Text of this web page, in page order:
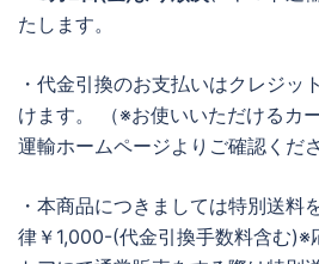
たします。
・代金引換のお支払いはクレジッ
けます。 （※お使いいただけるカ
運輸ホームページよりご確認くださ
・本商品につきましては特別送料
律￥1,000-(代金引換手数料含む)※